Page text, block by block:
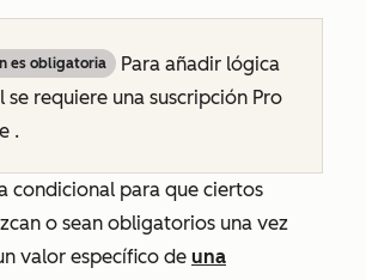
es obligatoria
Para añadir lógica
se requiere una suscripción Pro
.
condicional para que ciertos
o sean obligatorios una vez
valor específico de una